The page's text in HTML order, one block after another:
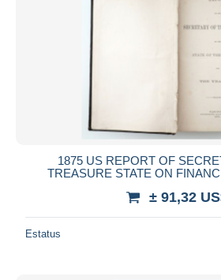
1875 US REPORT OF
TREASURE STATE ON
± 91,32
Estatus